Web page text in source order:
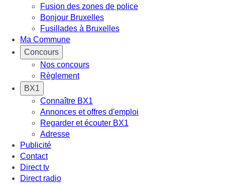
Fusion des zones de police
Bonjour Bruxelles
Fusillades à Bruxelles
Ma Commune
Concours
Nos concours
Règlement
BX1
Connaître BX1
Annonces et offres d'emploi
Regarder et écouter BX1
Adresse
Publicité
Contact
Direct tv
Direct radio